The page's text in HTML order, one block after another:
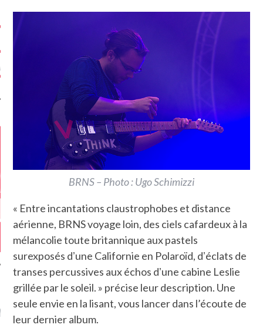
5.4
6.8
– HEL...
KARMA –
ANNIVERSAIRE
BRNS – Photo : Ugo Schimizzi
« Entre incantations claustrophobes et distance
aérienne, BRNS voyage loin, des ciels cafardeux à la
mélancolie toute britannique aux pastels
surexposés dʼune Californie en Polaroïd, dʼéclats de
transes percussives aux échos dʼune cabine Leslie
grillée par le soleil. » précise leur description. Une
seule envie en la lisant, vous lancer dans l’écoute de
leur dernier album.